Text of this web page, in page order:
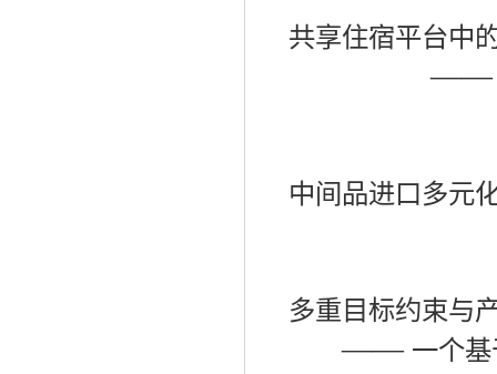
共享住宿平台中
——
中间品进口多元
多重目标约束与
—— 一个